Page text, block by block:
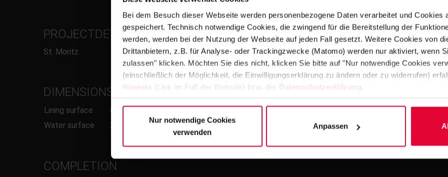
Bei dem Besuch dieser Webseite werden personenbezogene Daten verarbeitet und Cookies
gespeichert. Technisch notwendige Cookies, die zwingend für die Bereitstellung der
werden, werden bei der Nutzung der Webseite auf jeden Fall gesetzt. Weitere Cookies von
Drittanbietern, z.B. für Analyse- oder Trackingzwecke (Matomo) werden nur aktiviert, wenn
zulassen" klicken. Möchten Sie dies nicht, klicken Sie bitte auf "Nur notwendige Cookies
(einschließlich der Möglichkeit, die Einwilligungserklärung zu ändern oder zu widerrufen)
Hinweis (Link im Fuß der Website) bzw. der Datenschutzerklärung
Nur notwendige Cookies
verwenden
Anpassen
PROJECTDETAILS/RINNE
St. Moritz
DIMENSIONS
Lining surface
615 m²
Water surface
275 m²
COMPLETION
After 35 years in
years, and the initial
2006 were a step in
The pools in the
features added. In
and the outdoor pool